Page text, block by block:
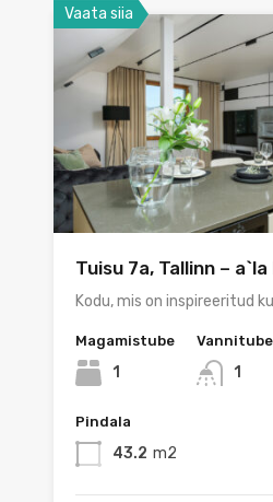
Vaata siia
Tuisu 7a, Tallinn –
Kodu, mis on inspireeritud
Magamistube
1
Vannitube
1
Pindala
43.2 m2